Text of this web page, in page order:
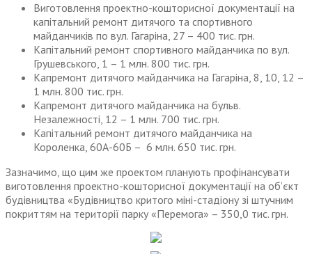
Виготовлення проектно-кошторисної документації на
капітальний ремонт дитячого та спортивного
майданчиків по вул. Гагаріна, 27 – 400 тис. грн.
Капітальний ремонт спортивного майданчика по вул.
Грушевського, 1 – 1 млн. 800 тис. грн.
Капремонт дитячого майданчика на Гагаріна, 8, 10, 12 –
1 млн. 800 тис. грн.
Капремонт дитячого майданчика на бульв.
Незалежності, 12 – 1 млн. 700 тис. грн.
Капітальний ремонт дитячого майданчика на
Короленка, 60А-60Б – 6 млн. 650 тис. грн.
Зазначимо, що цим же проектом планують профінансувати
виготовлення проектно-кошторисної документації на об’єкт
будівництва «Будівництво критого міні-стадіону зі штучним
покриттям на території парку «Перемога» – 350,0 тис. грн.